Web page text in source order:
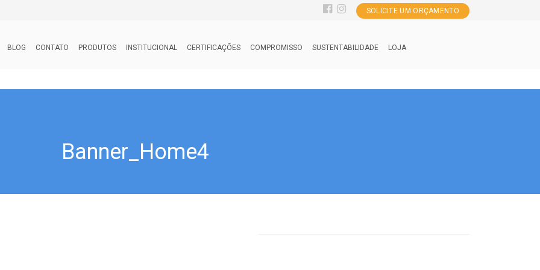
SOLICITE UM ORÇAMENTO
BLOG CONTATO PRODUTOS INSTITUCIONAL CERTIFICAÇÕES COMPROMISSO SUSTENTABILIDADE LOJA
Banner_Home4